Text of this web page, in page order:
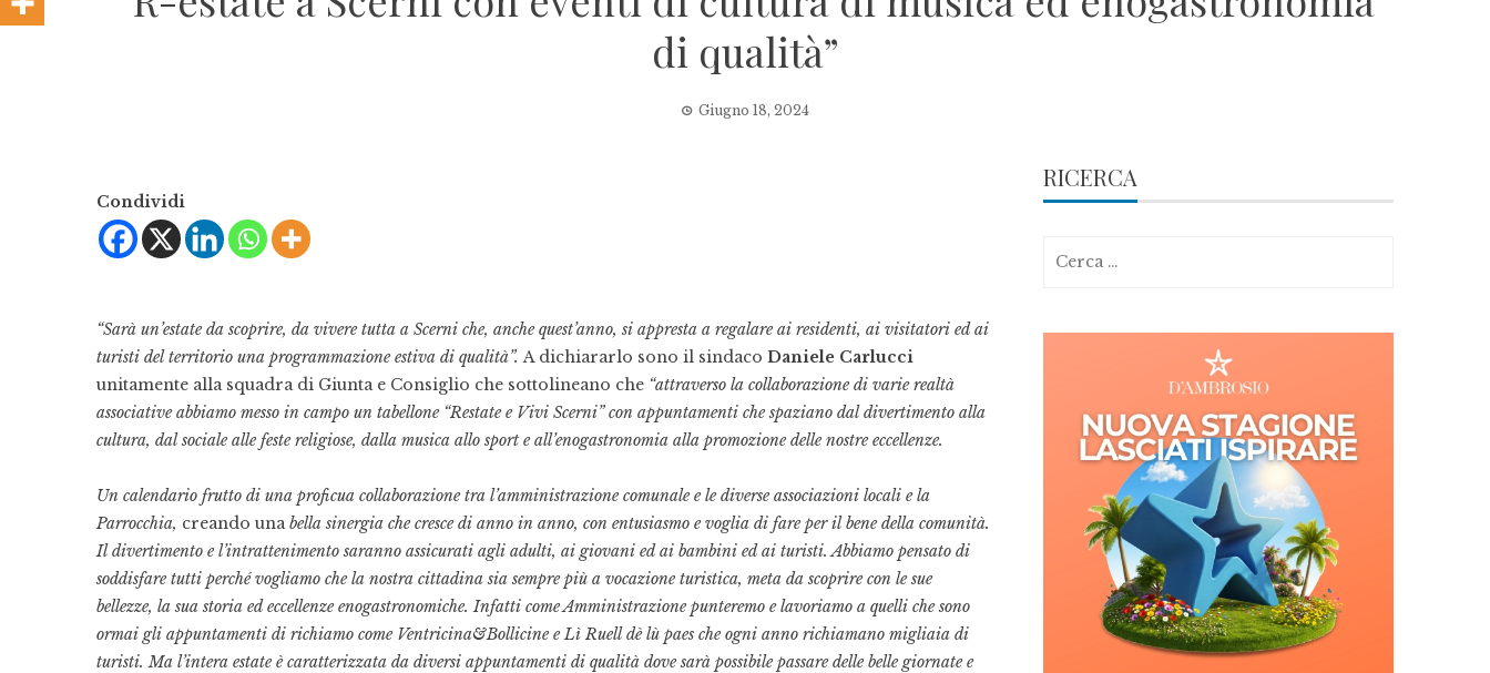
di qualità”
Giugno 18, 2024
Condividi
“Sarà un’estate da scoprire, da vivere tutta a Scerni che, anche quest’anno, si appresta a regalare ai residenti, ai visitatori ed ai
turisti del territorio una programmazione estiva di qualità”.A dichiararlo sono il sindaco Daniele Carlucci
unitamente alla squadra di Giunta e Consiglio che sottolineano che “attraverso la collaborazione di varie realtà
associative abbiamo messo in campo un tabellone “Restate e Vivi Scerni” con appuntamenti che spaziano dal divertimento alla
cultura, dal sociale alle feste religiose, dalla musica allo sport e all’enogastronomia alla promozione delle nostre eccellenze.
Un calendario frutto di una proficua collaborazione tra l’amministrazione comunale e le diverse associazioni locali e la
Parrocchia, creando unabella sinergia che cresce di anno in anno, con entusiasmo e voglia di fare per il bene della comunità.
Il divertimento e l’intrattenimento saranno assicurati agli adulti, ai giovani ed ai bambini ed ai turisti. Abbiamo pensato di
soddisfare tutti perché vogliamo che la nostra cittadina sia sempre più a vocazione turistica, meta da scoprire con le sue
bellezze, la sua storia ed eccellenze enogastronomiche. Infatti come Amministrazione punteremo e lavoriamo a quelli che sono
ormai gli appuntamenti di richiamo come Ventricina&Bollicine e Lì Ruell dè lù paes che ogni anno richiamano migliaia di
turisti. Ma l’intera estate è caratterizzata da diversi appuntamenti di qualità dove sarà possibile passare delle belle giornate e
RICERCA